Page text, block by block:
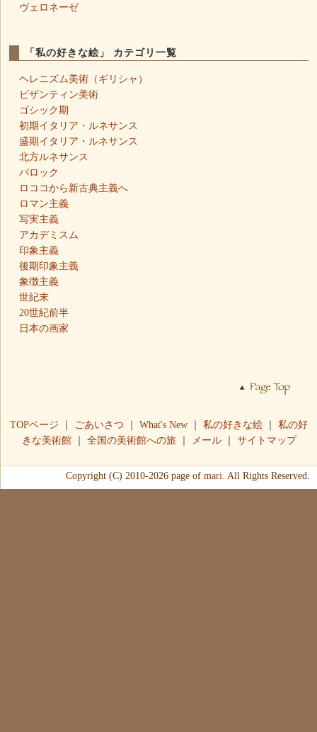
ヴェロネーゼ
「私の好きな絵」 カテゴリ一覧
ヘレニズム美術（ギリシャ）
ビザンティン美術
ゴシック期
初期イタリア・ルネサンス
盛期イタリア・ルネサンス
北方ルネサンス
バロック
ロココから新古典主義へ
ロマン主義
写実主義
アカデミスム
印象主義
後期印象主義
象徴主義
世紀末
20世紀前半
日本の画家
TOPページ ｜ ごあいさつ ｜ What's New ｜ 私の好きな絵 ｜ 私の好
きな美術館｜ 全国の美術館への旅｜ メール｜ サイトマップ
Copyright (C) 2010-2026 page of mari. All Rights Reserved.